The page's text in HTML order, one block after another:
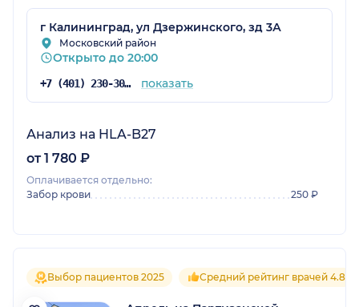
г Калининград, ул Дзержинского, зд 3А
Московский район
Открыто до 20:00
+7 (401) 230-30-10 показать
Анализ на HLA-B27
от 1 780 ₽
Оплачивается отдельно:
Забор крови
250 ₽
Выбор пациентов 2025 Средний рейтинг врачей 4.8